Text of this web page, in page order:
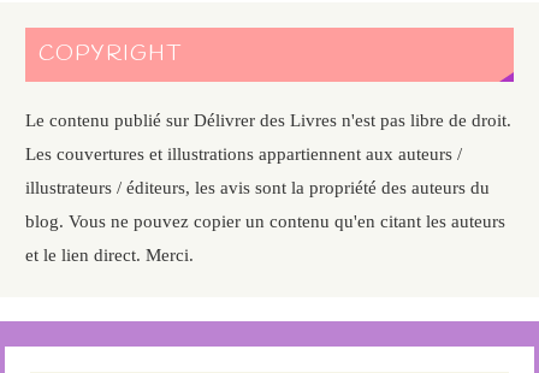
COPYRIGHT
Le contenu publié sur Délivrer des Livres n'est pas libre de droit.
Les couvertures et illustrations appartiennent aux auteurs /
illustrateurs / éditeurs, les avis sont la propriété des auteurs du
blog. Vous ne pouvez copier un contenu qu'en citant les auteurs
et le lien direct. Merci.